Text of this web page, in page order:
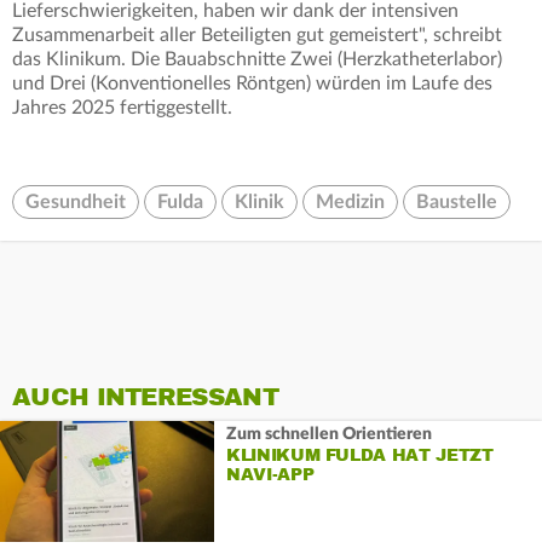
Lieferschwierigkeiten, haben wir dank der intensiven
Zusammenarbeit aller Beteiligten gut gemeistert", schreibt
das Klinikum. Die Bauabschnitte Zwei (Herzkatheterlabor)
und Drei (Konventionelles Röntgen) würden im Laufe des
Jahres 2025 fertiggestellt.
Gesundheit Fulda Klinik Medizin Baustelle
AUCH INTERESSANT
Zum schnellen Orientieren
KLINIKUM FULDA HAT JETZT
NAVI-APP